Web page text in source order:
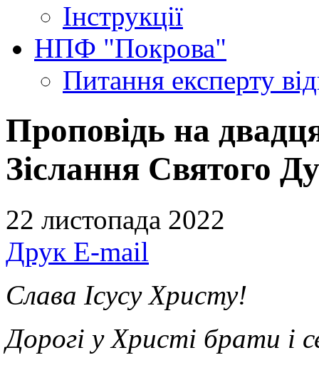
Інструкції
НПФ "Покрова"
Питання експерту
Проповідь на
Зіслання Святого
22 листопада 2022
Друк E-mail
Слава Ісусу Христу!
Дорогі у Христі брати і